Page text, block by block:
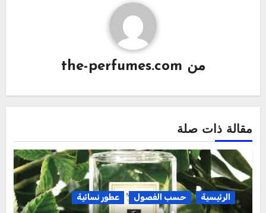
من the-perfumes.com
مقالة ذات صلة
الرئيسية حسب الفصول عطور نسائية